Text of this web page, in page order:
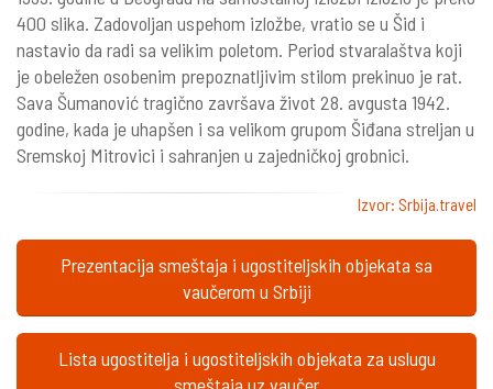
400 slika. Zadovoljan uspehom izložbe, vratio se u Šid i
nastavio da radi sa velikim poletom. Period stvaralaštva koji
je obeležen osobenim prepoznatljivim stilom prekinuo je rat.
Sava Šumanović tragično završava život 28. avgusta 1942.
godine, kada je uhapšen i sa velikom grupom Šiđana streljan u
Sremskoj Mitrovici i sahranjen u zajedničkoj grobnici.
Izvor: Srbija.travel
Prezentacija smeštaja i ugostiteljskih objekata sa
vaučerom u Srbiji
Lista ugostitelja i ugostiteljskih objekata za uslugu